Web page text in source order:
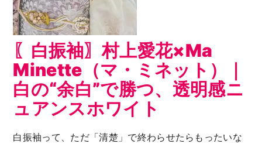
〖白振袖〗村上愛花×Ma
Minette（マ・ミネット）｜
白の“余白”で勝つ、透明感ニ
ュアンスホワイト
白振袖って、ただ「清楚」で終わらせたらもったいな